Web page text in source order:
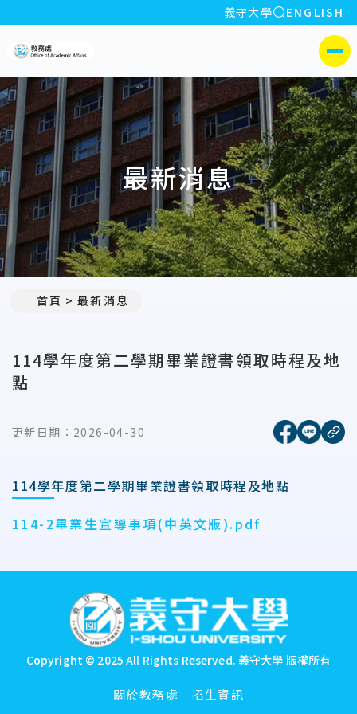
:::
義守大學 全站搜索
ENGLISH
側選單
最新消息
首頁 最新消息
114學年度第二學期畢業證書領取時程及地
點
更新日期： 2026-04-30 [另開新
[另開
複
114學年度第二學期畢業證書領取時程及地點
114-2畢業生宣導事項(中英文版).pdf
Copyright © 2025 All Rights Reserved. 義守大學 版權所有
關於教務處 招生資訊